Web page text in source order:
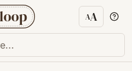
AA